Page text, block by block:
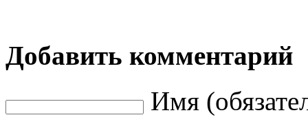
Добавить комментарий
Имя